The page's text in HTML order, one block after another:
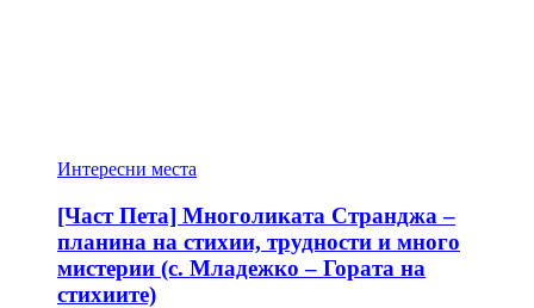
Интересни места
[Част Пета] Многоликата Странджа –
планина на стихии, трудности и много
мистерии (с. Младежко – Гората на
стихиите)